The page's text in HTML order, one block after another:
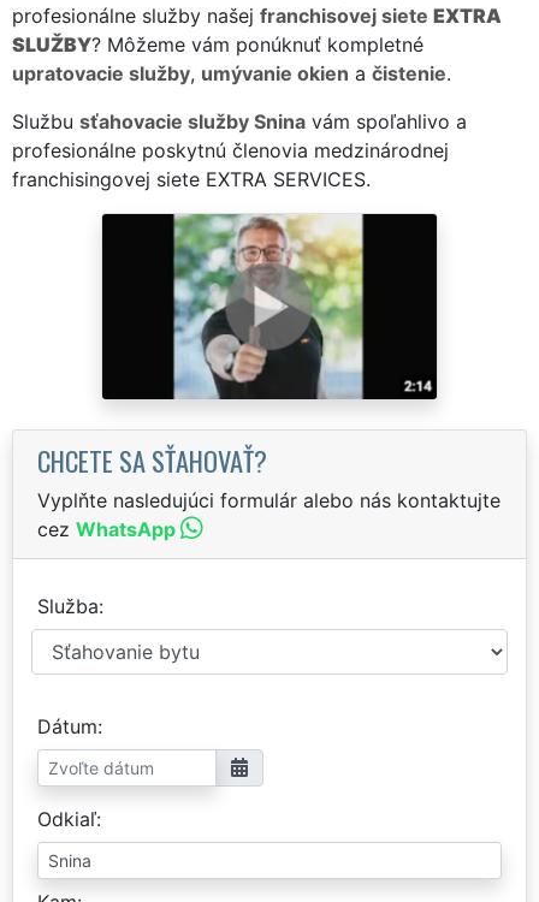
profesionálne služby našej franchisovej siete EXTRA
SLUŽBY? Môžeme vám ponúknuť kompletné
upratovacie služby, umývanie okien a čistenie.
Službu sťahovacie služby Snina vám spoľahlivo a
profesionálne poskytnú členovia medzinárodnej
franchisingovej siete EXTRA SERVICES.
CHCETE SA SŤAHOVAŤ?
Vyplňte nasledujúci formulár alebo nás kontaktujte
cez WhatsApp
Služba
Dátum
Odkiaľ